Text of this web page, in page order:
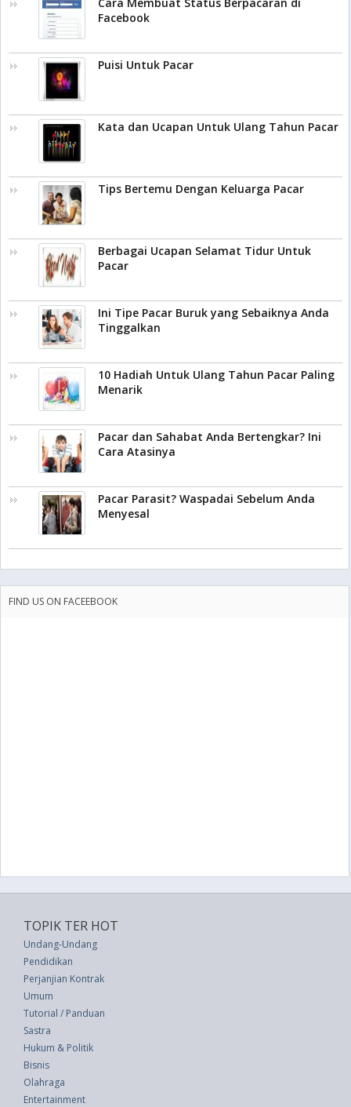
Facebook
Puisi Untuk Pacar
Kata dan Ucapan Untuk Ulang Tahun Pacar
Tips Bertemu Dengan Keluarga Pacar
Berbagai Ucapan Selamat Tidur Untuk
Pacar
Ini Tipe Pacar Buruk yang Sebaiknya Anda
Tinggalkan
10 Hadiah Untuk Ulang Tahun Pacar Paling
Menarik
Pacar dan Sahabat Anda Bertengkar? Ini
Cara Atasinya
Pacar Parasit? Waspadai Sebelum Anda
Menyesal
FIND US ON FACEEBOOK
TOPIK TER HOT
Undang-Undang
Pendidikan
Perjanjian Kontrak
Umum
Tutorial / Panduan
Sastra
Hukum & Politik
Bisnis
Olahraga
Entertainment